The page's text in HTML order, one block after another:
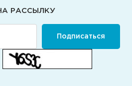
РАССЫЛКУ
Подписаться